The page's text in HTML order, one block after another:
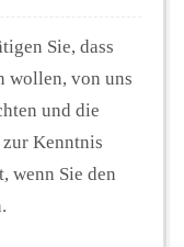
Sie, dass
wollen, von uns
und die
Kenntnis
wenn Sie den